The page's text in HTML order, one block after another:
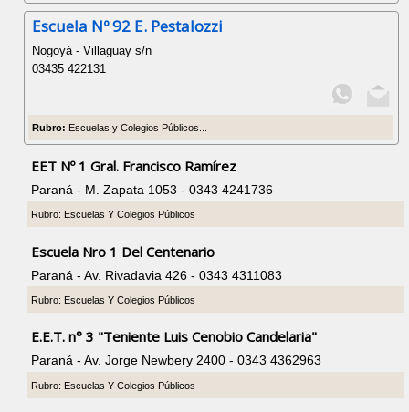
Escuela Nº 92 E. Pestalozzi
Nogoyá - Villaguay s/n
03435 422131
Rubro: Escuelas y Colegios Públicos...
EET Nº 1 Gral. Francisco Ramírez
Paraná - M. Zapata 1053 - 0343 4241736
Rubro: Escuelas Y Colegios Públicos
Escuela Nro 1 Del Centenario
Paraná - Av. Rivadavia 426 - 0343 4311083
Rubro: Escuelas Y Colegios Públicos
E.E.T. n° 3 "Teniente Luis Cenobio Candelaria"
Paraná - Av. Jorge Newbery 2400 - 0343 4362963
Rubro: Escuelas Y Colegios Públicos